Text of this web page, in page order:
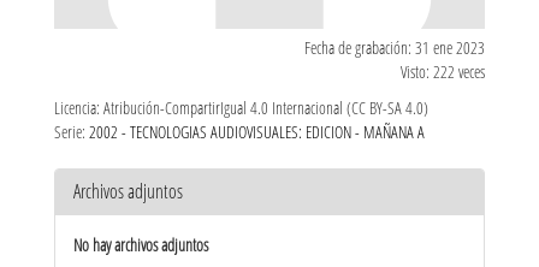
Fecha de grabación: 31 ene 2023
Visto: 222 veces
Licencia: Atribución-CompartirIgual 4.0 Internacional (CC BY-SA 4.0)
Serie: 2002 - TECNOLOGIAS AUDIOVISUALES: EDICION - MAÑANA A
Archivos adjuntos
No hay archivos adjuntos